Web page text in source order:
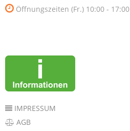
Öffnungszeiten (Fr.) 10:00 - 17:00
IMPRESSUM
AGB